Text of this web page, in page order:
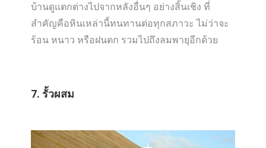
บ้านดูแตกต่างไปจากหลังอื่นๆ อย่างสิ้นเชิง ที่
สำคัญคือหินเหล่านี้ทนทานต่อทุกสภาวะ ไม่ว่าจะ
ร้อน หนาว หรือฝนตก รวมไปถึงลมพายุอีกด้วย
7. รั้วผสม